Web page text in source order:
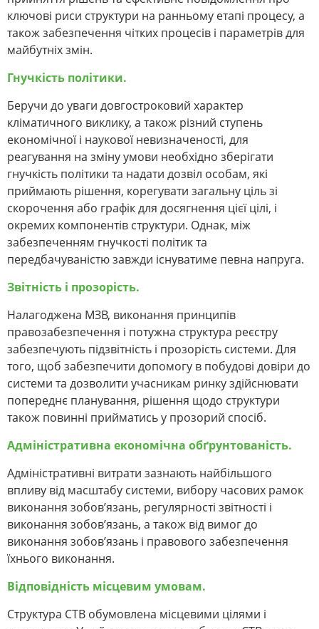
ключові риси структури на ранньому етапі процесу, а
також забезпечення чітких процесів і параметрів для
майбутніх змін.
Гнучкість політики.
Беручи до уваги довгостроковий характер
кліматичного виклику, а також різний ступень
економічної і наукової невизначеності, для
реагування на зміну умови необхідно зберігати
гнучкість політики та надати дозвіл особам, які
приймають рішення, корегувати загальну ціль зі
скорочення або графік для досягнення цієї цілі, і
окремих компонентів структури. Однак, між
забезпеченням гнучкості політик та
передбачуваністю завжди існуватиме певна напруга.
Звітність і прозорість.
Налагоджена МЗВ, виконання принципів
правозабезпечення і потужна структура реєстру
забезпечують підзвітність і прозорість системи. Для
того, щоб забезпечити допомогу в побудові довіри до
системи та дозволити учасникам ринку здійснювати
попереднє планування, рішення щодо структури
також повинні прийматись у прозорий спосіб.
Адміністративна економічна обґрунтованість.
Адміністративні витрати зазнають найбільшого
впливу від масштабу системи, вибору часових рамок
виконання зобов’язань, регулярності звітності і
виконання зобов’язань, а також від вимог до
виконання зобов’язань і правового забезпечення
їхнього виконання.
Відповідність місцевим умовам.
Структура СТВ обумовлена місцевими цілями і